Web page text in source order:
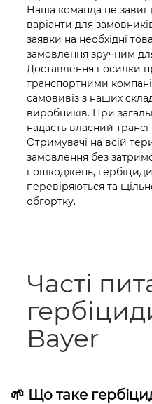
Наша команда не
варіанти для
заявки на необхідні
замовлення зручним
Доставлення посилки
транспортними
самовивіз з наших
виробників. При
надасть власний
Отримувачі на всій
замовлення без
пошкоджень,
перевіряються та
обгортку.
Часті
Bayer
🌱 Що таке